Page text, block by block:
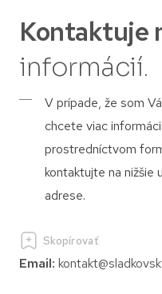
Kontaktuje
informácií.
V prípade, že som
chcete viac
prostredníctvom
kontaktujte na nižšie
adrese.
Email:
Skopírovať